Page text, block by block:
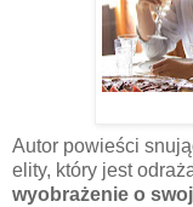
Autor powieści
elity, który jest
wyobrażenie o